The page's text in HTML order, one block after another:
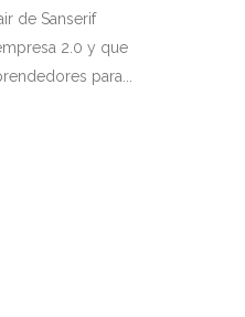
de Sanserif
2.0 y que
para...